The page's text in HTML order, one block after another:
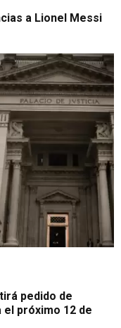
a Lionel Messi
pedido de
el próximo 12 de